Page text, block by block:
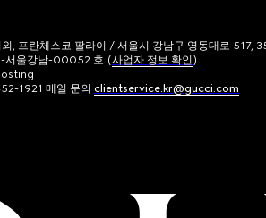
외, 프란체스코 팔라이 / 서울시 강남구 영동대로
서울강남-00052 호 (사업자 정보 확인)
1921 메일 문의 clientservice.kr@gucci.com